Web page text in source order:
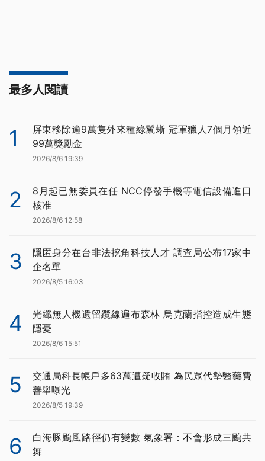
最多人閱讀
1
屏東移除逾9萬隻外來種綠鬣蜥 冠軍獵人7個月領近
99萬獎勵金
2026/8/6 19:39
2
8月起已無委員在任 NCC停發手機等電信設備進口
核准
2026/8/6 12:58
3
隱匿身分在台非法挖角科技人才 調查局公布17家中
企名單
2026/8/5 16:03
4
光纖無人機遺留纜線遍布森林 烏克蘭指控造成生態
隱憂
2026/8/6 15:51
5
交通局科長帳戶多63萬遭疑收賄 為民眾代墊醫藥費
善舉曝光
2026/8/5 19:39
6
白海豚颱風路徑仍有變數 氣象署：不會形成三颱共
舞